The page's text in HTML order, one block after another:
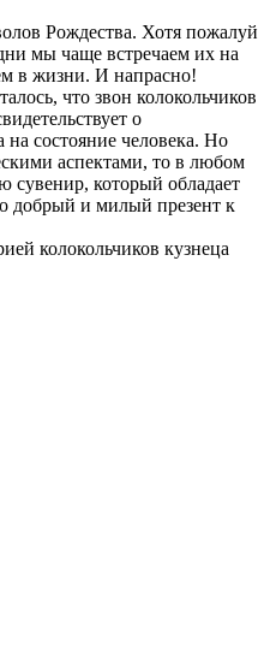
Рождества. Хотя пожалуй
мы чаще встречаем их на
в жизни. И напрасно!
что звон колокольчиков
о
состояние человека. Но
аспектами, то в любом
сувенир, который обладает
добрый и милый презент к
колокольчиков кузнеца